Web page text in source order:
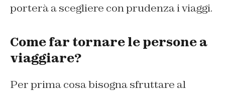
porterà a scegliere con prudenza i viaggi.
Come far tornare le persone a
viaggiare?
Per prima cosa bisogna sfruttare al